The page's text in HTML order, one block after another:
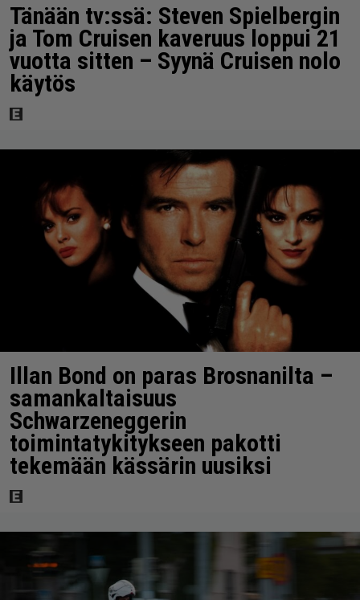
Tänään tv:ssä: Steven Spielbergin
ja Tom Cruisen kaveruus loppui 21
vuotta sitten – Syynä Cruisen nolo
käytös
Illan Bond on paras Brosnanilta –
samankaltaisuus
Schwarzeneggerin
toimintatykitykseen pakotti
tekemään kässärin uusiksi